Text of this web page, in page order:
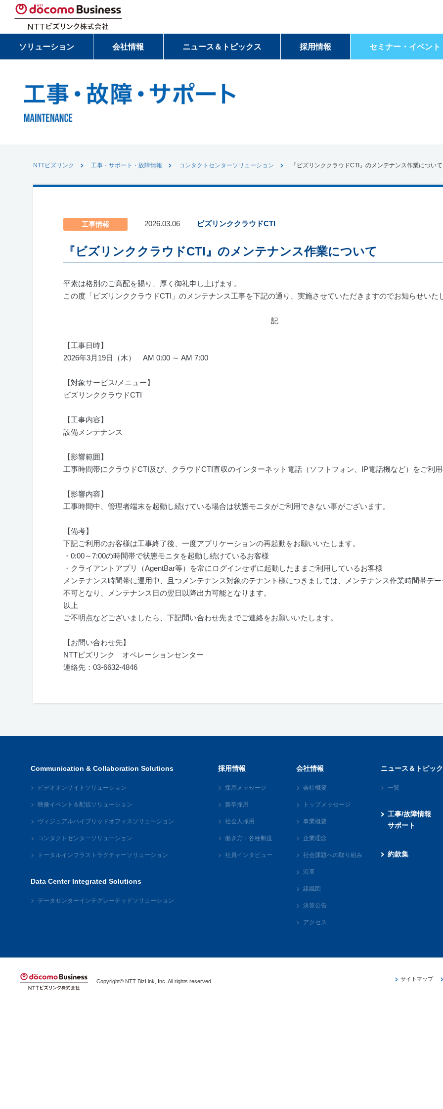
ソリューション 会社情報 ニュース＆トピックス 採用情報 セミナー・イベント
NTTビズリンク 工事・サポート・故障情報 コンタクトセンターソリューション 『ビズリンククラウドCTI』のメンテナンス作業について
工事情報 2026.03.06 ビズリンククラウドCTI
『ビズリンククラウドCTI』のメンテナンス作業について
平素は格別のご高配を賜り、厚く御礼申し上げます。
この度「ビズリンククラウドCTI 」のメンテナンス工事を下記の通り、実施させていただきますのでお知らせいた
記
【工事日時】
2026年3月 19日（木） AM 0:00 ～ AM 7:00
【対象サービス/メニュー】
ビズリンククラウドCTI
【工事内容】
設備メンテナンス
【影響範囲】
工事時間帯にクラウドCTI及び、クラウドCTI直収のインターネット電話（ソフトフォン、 IP電話機など）をご利
【影響内容】
工事時間中、管理者端末を起動し続けている場合は状態モニタがご利用できない事がございます。
【備考】
下記ご利用のお客様は工事終了後、一度アプリケーションの再起動をお願いいたします。
・ 0:00～7:00の時間帯で状態モニタを起動し続けているお客様
・クライアントアプリ（AgentBar等）を常にログインせずに起動したままご利用しているお客様
メンテナンス時間帯に運用中、且つメンテナンス対象のテナント様につきましては、メンテナンス作業時間帯デー
不可となり、メンテナンス日の翌日以降出力可能となります。
以上
ご不明点などございましたら、下記問い合わせ先までご連絡をお願いいたします。
【お問い合わせ先】
NTTビズリンク オペレーションセンター
連絡先： 03-6632-4846
Communication & Collaboration Solutions
ビデオオンサイトソリューション
映像イベント＆配信ソリューション
ヴィジュアルハイブリッドオフィスソリューション
コンタクトセンターソリューション
トータルインフラストラクチャーソリューション
Data Center Integrated Solutions
データセンターインテグレーテッドソリューション
採用情報
採用メッセージ
新卒採用
社会人採用
働き方・各種制度
社員インタビュー
会社情報
会社概要
トップメッセージ
事業概要
企業理念
社会課題への取り組み
沿革
組織図
決算公告
アクセス
ニュース＆トピッ
一覧
工事/故障情報
サポート
約款集
サイトマップ
Copyright© NTT BizLink, Inc. All rights reserved.